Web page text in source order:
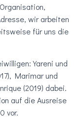
wir arbeiten
für uns die
Yareni und
Marimar und
(2019) dabei.
auf die Ausreise
vor.